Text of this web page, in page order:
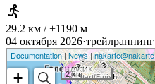
29.2 км / +1190 м
04 октября 2026·трейлраннинг